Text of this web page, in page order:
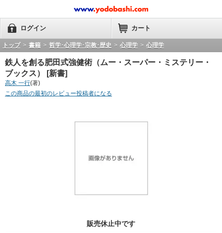
ログイン カート
トップ > 書籍 > 哲学･心理学･宗教･歴史 > 心理学 > 心理学
鉄人を創る肥田式強健術（ムー・スーパー・ミステリー・
ブックス） [新書]
高木 一行(著)
この商品の最初のレビュー投稿者になる
販売休止中です